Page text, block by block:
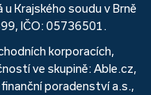
Krajského soudu v Brně
IČO: 05736501.
korporacích,
ve skupině: Able.cz,
poradenství a.s.,